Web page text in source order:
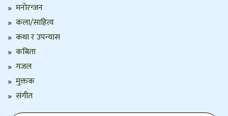
मनोरन्जन
कला/साहित्य
कथा र उपन्यास
कबिता
गजल
मुक्तक
संगीत